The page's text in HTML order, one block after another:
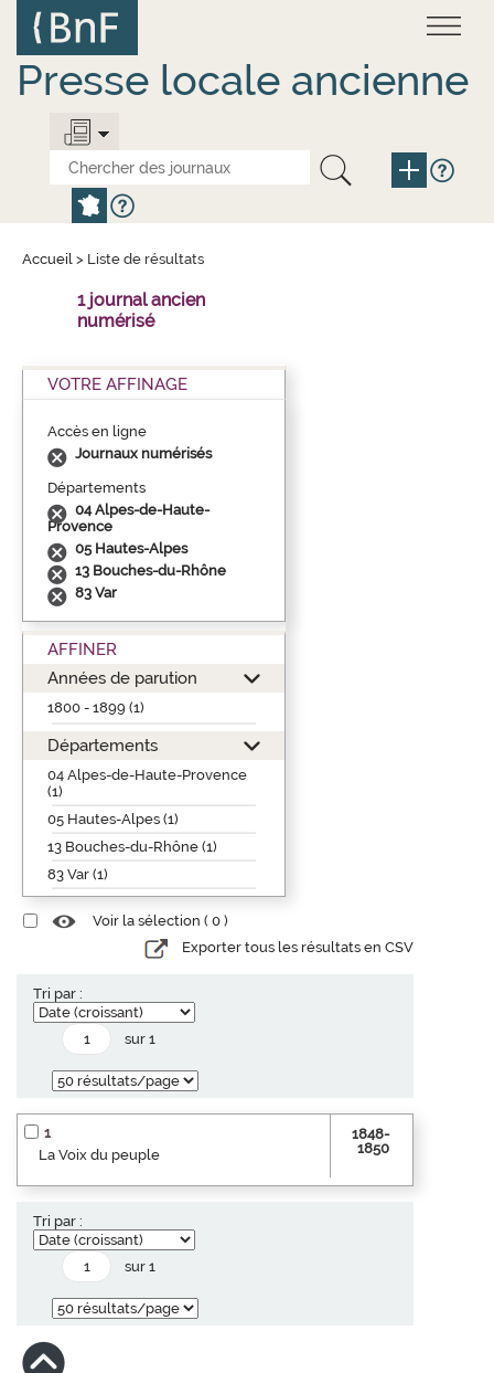
contenu
principal
Presse locale ancienne
Accueil > Liste de résultats
1 journal ancien
numérisé
VOTRE AFFINAGE
Accès en ligne
Journaux numérisés
Départements
04 Alpes-de-Haute-
Provence
05 Hautes-Alpes
13 Bouches-du-Rhône
83 Var
AFFINER
Années de parution
1800 - 1899 (1)
Départements
04 Alpes-de-Haute-Provence
(1)
05 Hautes-Alpes (1)
13 Bouches-du-Rhône (1)
83 Var (1)
Voir la sélection ( 0 )
Exporter tous les résultats en CSV
Tri par :
sur 1
1
La Voix du peuple
1848-
1850
Tri par :
sur 1
Panneau de gestion des cookies